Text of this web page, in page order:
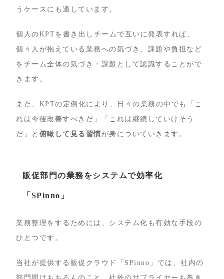
うケースにも適しています。
個人のKPTを書き出しチームで互いに発表すれば、
個々人が抱えている業務への気づき、課題や負担など
をチーム全体の気づき・課題として認識することがで
きます。
また、KPTの定例化により、日々の業務の中でも「こ
れは今後改善すべきだ」「これは継続していけそう
だ」と 俯瞰して見る習慣 が身についていきます。
販促部門の業務をシステムで効率化
「SPinno」
業務整理をするためには、システム化も有効な手段の
ひとつです。
当社が提供する販促クラウド「SPinno」では、社内の